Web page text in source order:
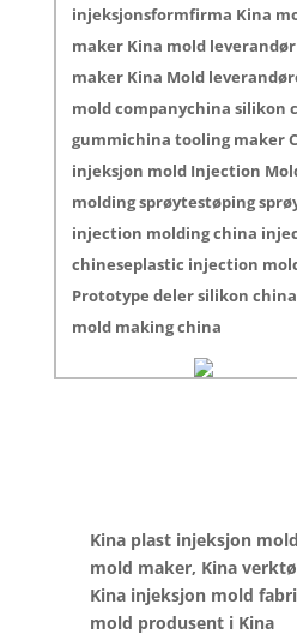
injeksjonsformfirma Kina
maker Kina mold
maker Kina Mold
mold companychina silikon
gummichina tooling maker
injeksjon mold Injection
molding sprøytestøping
injection molding china
chineseplastic injection
Prototype deler silikon
mold making china
Kina plast injeksjon
mold maker, Kina
Kina injeksjon mold
mold produsent i Kina